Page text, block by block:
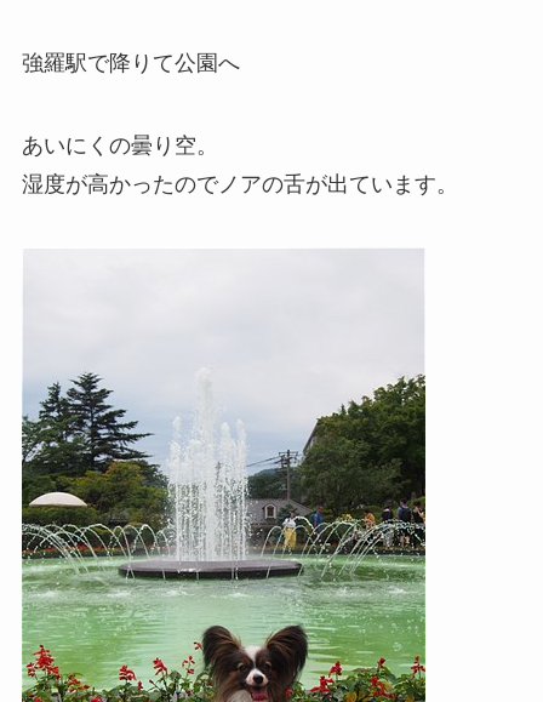
強羅駅で降りて公園へ
あいにくの曇り空。
湿度が高かったのでノアの舌が出ています。